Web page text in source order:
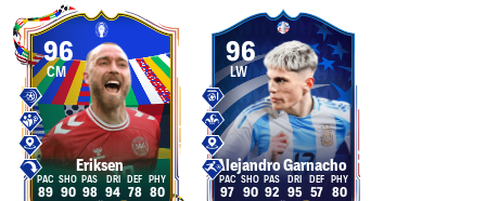
96
CM
Eriksen
89 90 98 94 78 80
96
LW
Alejandro Garnacho
97 90 92 95 57 80